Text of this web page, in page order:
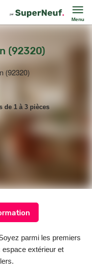
Menu
(92320)
(92320)
de 1 à 3 pièces
parmi les premiers
extérieur et